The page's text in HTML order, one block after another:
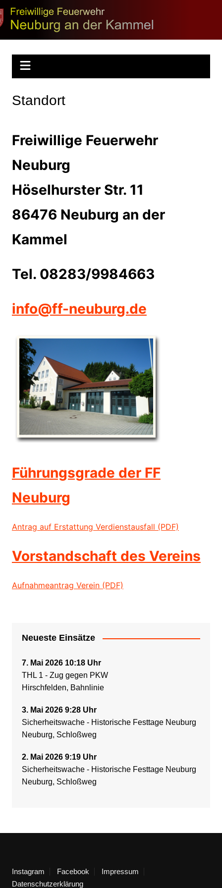
Zum
Inhalt
springen
Feuerwehr
Neuburg
Standort
Freiwillige Feuerwehr
Neuburg
Höselhurster Str. 11
86476 Neuburg an der
Kammel
Tel. 08283/9984663
info@ff-neuburg.de
Führungsgrade der FF
Neuburg
Antrag auf Erstattung Verdienstausfall (PDF)
Vorstandschaft des Vereins
Aufnahmeantrag Verein (PDF)
Neueste Einsätze
7. Mai 2026 10:18 Uhr
THL 1 - Zug gegen PKW
Hirschfelden, Bahnlinie
3. Mai 2026 9:28 Uhr
Sicherheitswache - Historische Festtage Neuburg
Neuburg, Schloßweg
2. Mai 2026 9:19 Uhr
Sicherheitswache - Historische Festtage Neuburg
Neuburg, Schloßweg
Instagram Facebook
Impressum
Datenschutzerklärung